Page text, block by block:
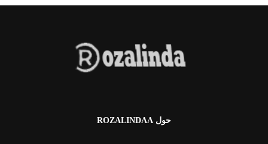
حول ROZALINDAA